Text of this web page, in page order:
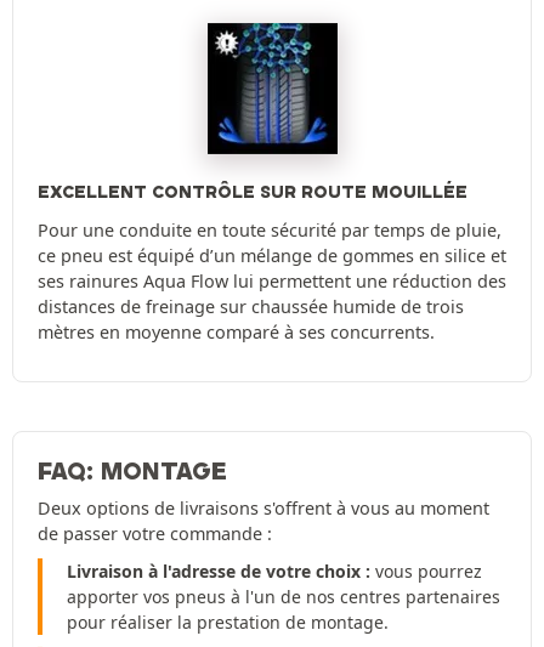
EXCELLENT CONTRÔLE SUR ROUTE MOUILLÉE
Pour une conduite en toute sécurité par temps de pluie,
ce pneu est équipé d’un mélange de gommes en silice et
ses rainures Aqua Flow lui permettent une réduction des
distances de freinage sur chaussée humide de trois
mètres en moyenne comparé à ses concurrents.
FAQ: MONTAGE
Deux options de livraisons s'offrent à vous au moment
de passer votre commande :
Livraison à l'adresse de votre choix : vous pourrez
apporter vos pneus à l'un de nos centres partenaires
pour réaliser la prestation de montage.